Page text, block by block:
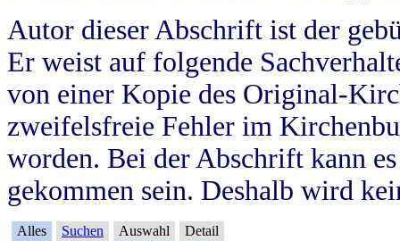
Autor dieser Abschrift ist der
Er weist auf folgende
von einer Kopie des Original-
zweifelsfreie Fehler im
worden. Bei der Abschrift kann
gekommen sein. Deshalb wird
Alles Suchen Auswahl Detail